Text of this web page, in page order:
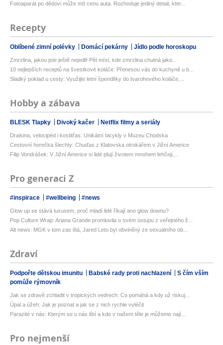
Fotoaparát po dědovi může mít cenu auta. Rozhoduje jediný detail, kter...
Recepty
Oblíbené zimní polévky Domácí pekárny Jídlo podle horoskopu
Zmrzlina, jakou jste ještě nejedli! Pět míst, kde zmrzlina chutná jako...
10 nejlepších receptů na švestkové koláče: Přenesou vás do kuchyně u b...
Sladký poklad u cesty: Využijte letní špendlíky do tvarohového koláče,...
Hobby a zábava
BLESK Tlapky Divoký kačer Netflix filmy a seriály
Draisina, velocipéd i kostitřas: Unikátní bicykly v Muzeu Chodska
Cestovní horečka šlechty: Chuďas z Klatovska otrokářem v Jižní Americe
Filip Vondrášek: V Jižní Americe si lidé plují životem mnohem lehčeji,...
Pro generaci Z
#inspirace #wellbeing #news
Glow up se stává luxusem, proč mladí lidé říkají ano glow downu?
Pop Culture Wrap: Ariana Grande promluvila o svém ústupu z veřejného ž...
Alt news: MGK v tom zas lítá, Jared Leto byl obviněný ze sexuálního ob...
Zdraví
Podpořte dětskou imunitu Babské rady proti nachlazení
S čím vším
pomůže rýmovník
Jak se zdravě zchladit v tropických vedrech: Co pomáhá a kdy už riskuj...
Úpal a úžeh: Jak je poznat a jak se z nich rychle vyléčit
Parazité v nás: Kterým se u nás líbí a kde v našem těle je můžeme nají...
Pro nejmenší